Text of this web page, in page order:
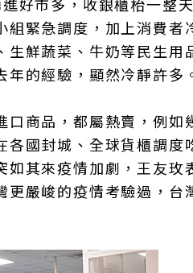
緊急調度，加上消費者
鮮蔬菜、牛奶等民生用
的經驗，顯然冷靜許多
商品，都屬熱賣，例如
國封城、全球貨櫃調度
其來疫情加劇，王友玫
嚴峻的疫情考驗過，台